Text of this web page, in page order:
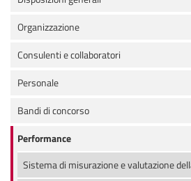
Organizzazione
Consulenti e collaboratori
Personale
Bandi di concorso
Performance
Sistema di misurazione e valutazione